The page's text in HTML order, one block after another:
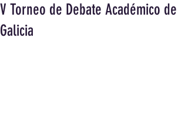
V Torneo de Debate Académico de
Galicia